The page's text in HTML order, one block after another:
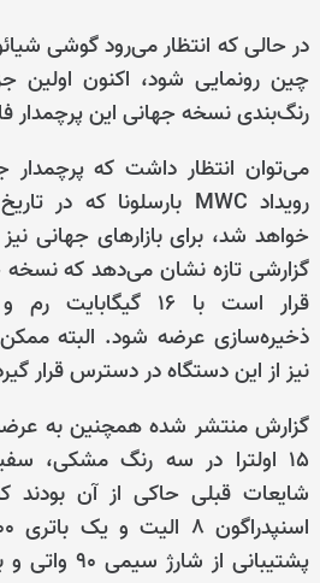
چین رونمایی شود، اکنون اولین
رنگ‌بندی نسخه جهانی این
می‌توان انتظار داشت که پرچمدار
خواهد شد، برای بازارهای جهانی
ذخیره‌سازی عرضه شود. البته
نیز از این دستگاه در دسترس قرار
گزارش منتشر شده همچنین به
۱۵ اولترا در سه رنگ مشکی،
شایعات قبلی حاکی از آن بودند